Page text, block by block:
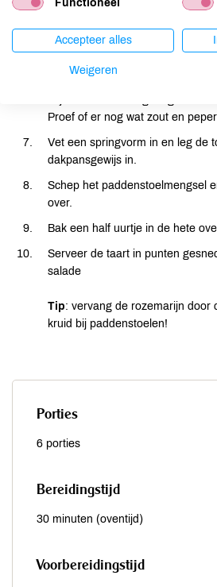
even.
Voeg scheutjes bouillon toe, blijf
Proef of er nog wat zout en
Vet een springvorm in en leg de
dakpansgewijs in.
Schep het paddenstoelmengsel
over.
Bak een half uurtje in de hete
Serveer de taart in punten
salade
Tip: vervang de rozemarijn door
kruid bij paddenstoelen!
Porties
6 porties
Bereidingstijd
30 minuten (oventijd)
Voorbereidingstijd
Functioneel
Accepteer alles
Weigeren